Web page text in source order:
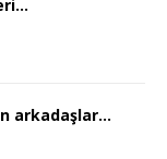
arkadaşlar…